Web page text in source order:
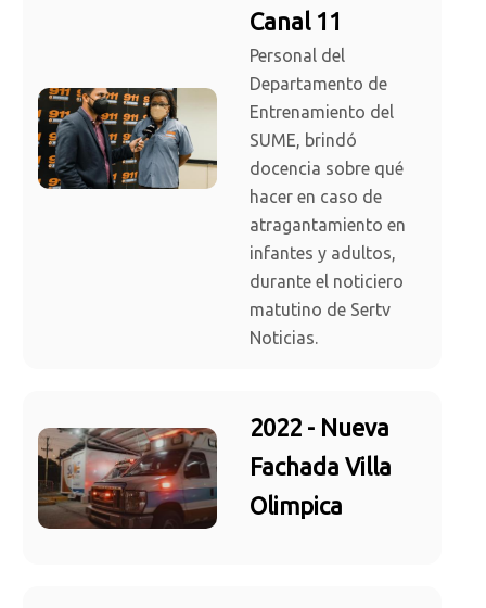
Canal 11
Personal del
Departamento de
Entrenamiento del
SUME, brindó
docencia sobre qué
hacer en caso de
atragantamiento en
infantes y adultos,
durante el noticiero
matutino de Sertv
Noticias.
2022 - Nueva
Fachada Villa
Olimpica